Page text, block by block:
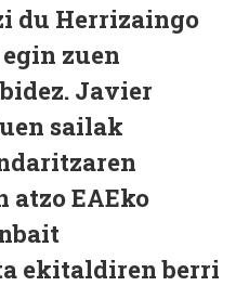
du Herrizaingo
zuen
Javier
sailak
atzo EAEko
ekitaldiren berri